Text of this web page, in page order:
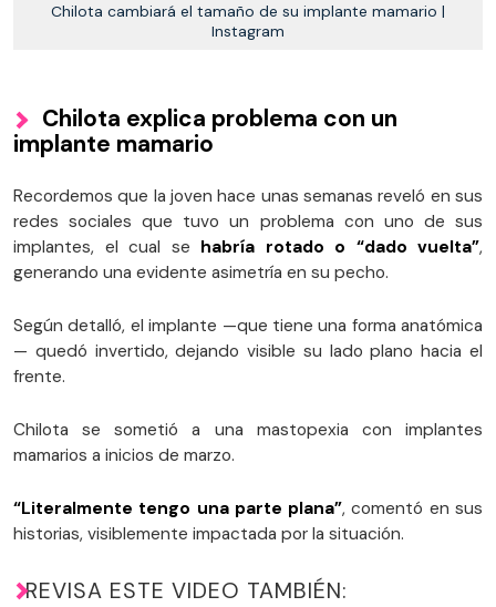
Chilota cambiará el tamaño de su implante mamario |
Instagram
Chilota explica problema con un
implante mamario
Recordemos que la joven hace unas semanas reveló en sus
redes sociales que tuvo un problema con uno de sus
implantes, el cual se habría rotado o “dado vuelta”,
generando una evidente asimetría en su pecho.
Según detalló, el implante —que tiene una forma anatómica
— quedó invertido, dejando visible su lado plano hacia el
frente.
Chilota se sometió a una mastopexia con implantes
mamarios a inicios de marzo.
“Literalmente tengo una parte plana”, comentó en sus
historias, visiblemente impactada por la situación.
REVISA ESTE VIDEO TAMBIÉN: